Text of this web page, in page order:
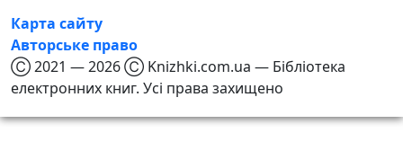
Карта сайту
Авторське право
Ⓒ 2021 — 2026 Ⓒ Knizhki.com.ua — Бібліотека
електронних книг. Усі права захищено